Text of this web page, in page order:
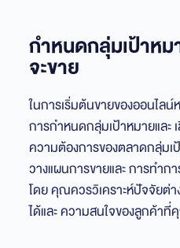
กำหนดกลุ่มเป้าหม
จะขาย
ในการเริ่มต้นขายของออนไ
การกำหนดกลุ่มเป้าหมายและ
ความต้องการของตลาดกลุ่ม
วางแผนการขายและ การทำ
โดย คุณควรวิเคราะห์ปัจจัยต่
ได้และ ความสนใจของลูกค้าที่